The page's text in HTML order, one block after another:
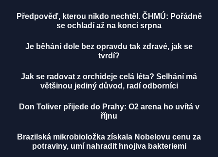
Předpověď, kterou nikdo nechtěl. ČHMÚ: Pořádně
se ochladí až na konci srpna
Je běhání dole bez opravdu tak zdravé, jak se
tvrdí?
Jak se radovat z orchideje celá léta? Selhání má
většinou jediný důvod, radí odborníci
Don Toliver přijede do Prahy: O2 arena ho uvítá v
říjnu
Brazilská mikrobioložka získala Nobelovu cenu za
potraviny, umí nahradit hnojiva bakteriemi